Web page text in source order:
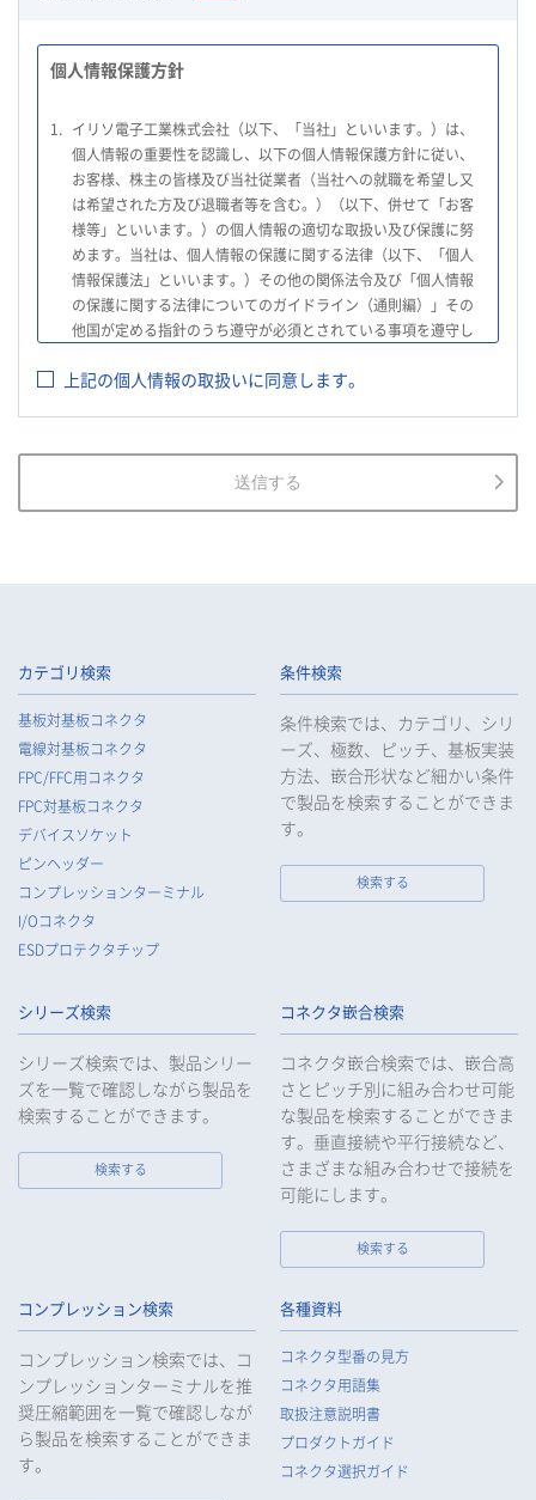
個人情報保護方針
1. イリソ電子工業株式会社（以下、「当社」といいます。）は、
個人情報の重要性を認識し、以下の個人情報保護方針に従い、
お客様、株主の皆様及び当社従業者（当社への就職を希望し又
は希望された方及び退職者等を含む。）（以下、併せて「お客
様等」といいます。）の個人情報の適切な取扱い及び保護に努
めます。当社は、個人情報の保護に関する法律（以下、「個人
情報保護法」といいます。）その他の関係法令及び「個人情報
の保護に関する法律についてのガイドライン（通則編）」その
他国が定める指針のうち遵守が必須とされている事項を遵守し
2.
当社は、お客様等の個人情報を適正に取得し、法令で不要とさ
れている場合を除き、お客様等の個人情報の利用目的を通知又
当社は、お客様等の個人データについて、不正アクセス、漏え
い、滅失又は毀損等の防止に努め、個人データの管理のために
られるよう、必要かつ適切な監督を行います。
様等の個人データの安全管理が図られるよう必要かつ適切な監
督を行います。
当社は、法令で例外として定められている場合を除き、お客様
等の個人データをあらかじめ、ご本人の同意を得ることなく第
三者に提供することはいたしません。
当社は、法令で不要とされている場合を除き、第三者に個人デ
ータを提供したとき、又は受けたときは、法令で定められた確
認・記録義務を適正に履行いたします。
9. 当社は、個人情報の漏えい等の事故が発生した場合は、お客様
等の保護を最優先する考えのもと、被害を最小限にとどめるた
めに合理的な範囲で速やかに対応し、再発防止に向けた取り組
みを行います。
当社は、個人情報報保護のための管理体制および取り組みを継
続的に見直し、定期的に評価を実施し、その改善に努めてまい
ります。
個人情報の取得
当社は、当社サービスの提供にあたり、お客様等の氏名、住
所、電話番号、電子メールアドレス、勤務先情報（所属会社
名、所属部署名、役職、住所、電話（FAX）番号等）、性別、銀
行口座情報等の個人情報を取得します。当社は、適正に個人情
報を取得し、偽りその他不正の手段により取得することはいた
上記の個人情報の取扱いに同意します。
送信する
カテゴリ検索
基板対基板コネクタ
電線対基板コネクタ
FPC/FFC用コネクタ
FPC対基板コネクタ
デバイスソケット
ピンヘッダー
コンプレッションターミナル
I/Oコネクタ
ESDプロテクタチップ
条件検索
条件検索では、カテゴリ、シリ
ーズ、極数、ピッチ、基板実装
方法、嵌合形状など細かい条件
で製品を検索することができま
す。
検索する
シリーズ検索
シリーズ検索では、製品シリー
ズを一覧で確認しながら製品を
検索することができます。
検索する
コネクタ嵌合検索
コネクタ嵌合検索では、嵌合高
さとピッチ別に組み合わせ可能
な製品を検索することができま
す。垂直接続や平行接続など、
さまざまな組み合わせで接続を
可能にします。
検索する
コンプレッション検索
コンプレッション検索では、コ
ンプレッションターミナルを推
奨圧縮範囲を一覧で確認しなが
ら製品を検索することができま
す。
各種資料
コネクタ型番の見方
コネクタ用語集
取扱注意説明書
プロダクトガイド
コネクタ選択ガイド